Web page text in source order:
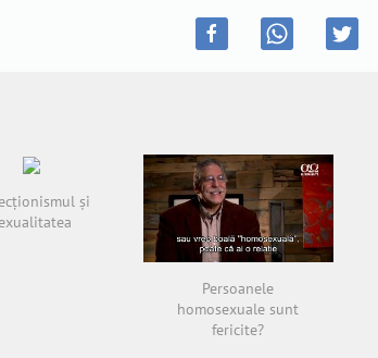
și
Persoanele
homosexuale sunt
fericite?